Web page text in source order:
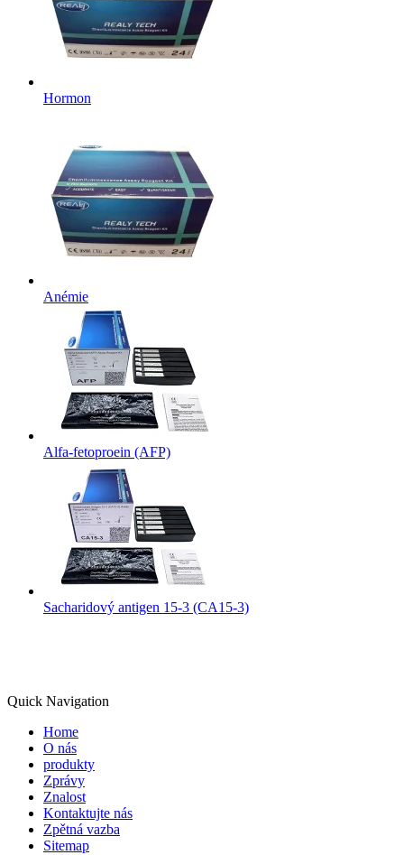
Hormon
Anémie
Alfa-fetoproein (AFP)
Sacharidový antigen 15-3 (CA15-3)
Quick Navigation
Home
O nás
produkty
Zprávy
Znalost
Kontaktujte nás
Zpětná vazba
Sitemap